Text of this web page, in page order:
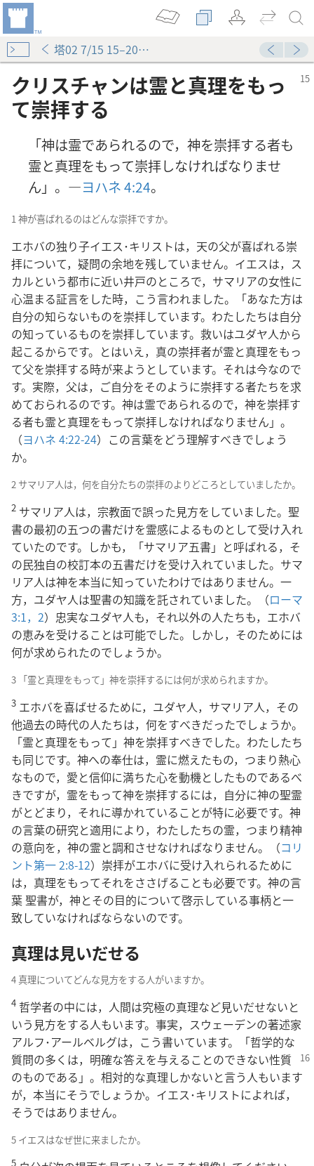
塔02 7/15 15–20ページ
クリスチャンは霊と真理をもっ
て崇拝する
「神は霊であられるので，神を崇拝する者も
霊と真理をもって崇拝しなければなりませ
ん」。―ヨハネ 4:24。
1 神が喜ばれるのはどんな崇拝ですか。
エホバの独り子イエス･キリストは，天の父が喜ばれる崇
拝について，疑問の余地を残していません。イエスは，ス
カルという都市に近い井戸のところで，サマリアの女性に
心温まる証言をした時，こう言われました。「あなた方は
自分の知らないものを崇拝しています。わたしたちは自分
の知っているものを崇拝しています。救いはユダヤ人から
起こるからです。とはいえ，真の崇拝者が霊と真理をもっ
て父を崇拝する時が来ようとしています。それは今なので
す。実際，父は，ご自分をそのように崇拝する者たちを求
めておられるのです。神は霊であられるので，神を崇拝す
る者も霊と真理をもって崇拝しなければなりません」。
（ヨハネ 4:22-24）この言葉をどう理解すべきでしょう
か。
2 サマリア人は，何を自分たちの崇拝のよりどころとしていましたか。
2 サマリア人は，宗教面で誤った見方をしていました。聖
書の最初の五つの書だけを霊感によるものとして受け入れ
ていたのです。しかも，「サマリア五書」と呼ばれる，そ
の民独自の校訂本の五書だけを受け入れていました。サマ
リア人は神を本当に知っていたわけではありません。一
方，ユダヤ人は聖書の知識を託されていました。（ローマ
3:1，2）忠実なユダヤ人も，それ以外の人たちも，エホバ
の恵みを受けることは可能でした。しかし，そのためには
何が求められたのでしょうか。
3 「霊と真理をもって」神を崇拝するには何が求められますか。
3 エホバを喜ばせるために，ユダヤ人，サマリア人，その
他過去の時代の人たちは，何をすべきだったでしょうか。
「霊と真理をもって」神を崇拝すべきでした。わたしたち
も同じです。神への奉仕は，霊に燃えたもの，つまり熱心
なもので，愛と信仰に満ちた心を動機としたものであるべ
きですが，霊をもって神を崇拝するには，自分に神の聖霊
がとどまり，それに導かれていることが特に必要です。神
の言葉の研究と適用により，わたしたちの霊，つまり精神
の意向を，神の霊と調和させなければなりません。（コリ
ント第一 2:8-12）崇拝がエホバに受け入れられるために
は，真理をもってそれをささげることも必要です。神の言
葉 聖書が，神とその目的について啓示している事柄と一
致していなければならないのです。
真理は見いだせる
4 真理についてどんな見方をする人がいますか。
4 哲学者の中には，人間は究極の真理など見いだせないと
いう見方をする人もいます。事実，スウェーデンの著述家
アルフ･アールベルグは，こう書いています。「哲学的な
質問の多くは，明確な答えを与えることのできない性質
のものである」。相対的な真理しかないと言う人もいます
が，本当にそうでしょうか。イエス･キリストによれば，
そうではありません。
5 イエスはなぜ世に来ましたか。
5